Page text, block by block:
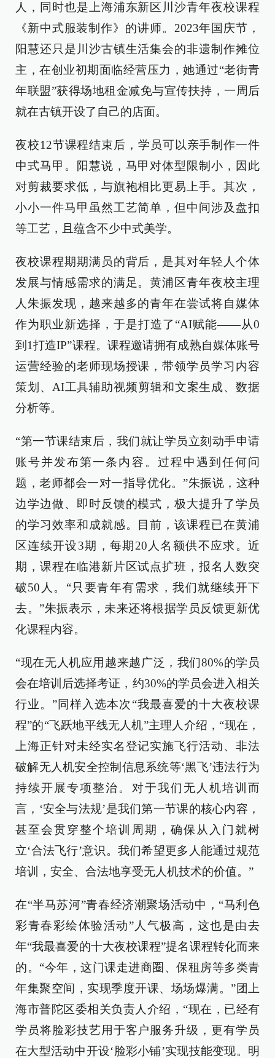
人，同时也是上海浦东新区川沙青年夜校课程
《新中式服装制作》的讲师。2023年国庆节，
阳慧还只是川沙古镇生活集会的非遗制作摊位
主，在创业初期面临经营压力，她通过“老街青
年联盟”获得场地租金减免与宣传扶持，一周后
就在古镇开设了自己的店面。
夜校12节课程结束后，学员可以亲手制作一件
中式马甲。阳慧说，马甲对体型限制小，因此
对剪裁要求低，与旗袍相比更易上手。其次，
小小一件马甲虽然工艺简单，但中间涉及盘扣
等工艺，且蕴含不少中式美学。
夜校课程期期满员的背后，是其对年轻人个体
发展与情感需求的满足。黄浦区青年夜校主理
人朱振发现，越来越多的青年在尝试将自媒体
作为职业新选择，于是打造了“AI赋能——从0
到1打造IP”课程。课程邀请拥有成熟自媒体账号
运营经验的老师现场授课，带领学员学习内容
策划、AI工具辅助视频剪辑和文案生成、数据
分析等。
“第一节课结束后，我们就让学员立刻动手申请
账号并发布第一条内容。过程中遇到任何问
题，老师都会一对一指导优化。”朱振说，这种
边学边做、即时反馈的模式，极大提升了学员
的学习效率和成就感。目前，该课程已在黄浦
区连续开设3期，每期20人名额供不应求。近
期，课程在临港新片区试点扩班，报名人数突
破50人。“只要青年有需求，我们就继续开下
去。”朱振表示，未来还将根据学员反馈更新优
化课程内容。
“现在无人机应用越来越广泛，我们80%的学员
会在培训后选择考证，约30%的学员会进入相关
行业。”同样入选本次“我最喜爱的十大夜校课
程”的“飞跃地平线无人机”主理人介绍，“现在，
上海正针对未经实名登记实施飞行活动、非法
破解无人机安全控制信息系统等‘黑飞’违法行为
持续开展专项整治。对于我们无人机培训而
言，‘安全与法规’是我们第一节课的核心内容，
甚至会贯穿整个培训周期，确保从入门就树
立‘合法飞行’意识。我们希望更多人能通过规范
培训，安全、合法地享受无人机技术的价值。”
在“半马苏河”青春经济潮聚场活动中，“马利色
彩青春彩绘体验活动”人气极高，这也是由去
年“我最喜爱的十大夜校课程”提名课程转化而来
的。“今年，这门课走进商圈、保租房等多类青
年集聚空间，实现季度开课、场场爆满。”团上
海市普陀区委相关负责人介绍，“现在，已经有
学员将脸彩技艺用于客户服务升级，更有学员
在大型活动中开设‘脸彩小铺’实现技能变现。明